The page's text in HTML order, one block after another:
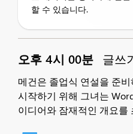
할 수 있습니다.
오후 4시 00분 글쓰
메건은 졸업식 연설을 준
시작하기 위해 그녀는
이디어와 잠재적인 개요를